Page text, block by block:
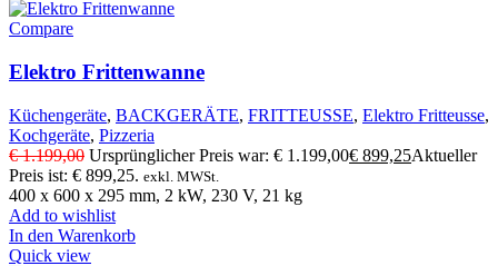
Compare
Elektro Frittenwanne
Küchengeräte, BACKGERÄTE, FRITTEUSSE, Elektro Fritteusse,
Kochgeräte, Pizzeria
€1.199,00 Ursprünglicher Preis war: € 1.199,00€ 899,25Aktueller
Preis ist: € 899,25. exkl. MWSt.
400 x 600 x 295 mm, 2 kW, 230 V, 21 kg
Add to wishlist
In den Warenkorb
Quick view